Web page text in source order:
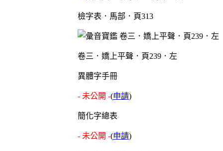
檢字表．馬部．頁313
卷三．嬌上平聲．頁239．左
異體字手冊
- 未公開 -(申請)
簡化字總表
- 未公開 -(申請)